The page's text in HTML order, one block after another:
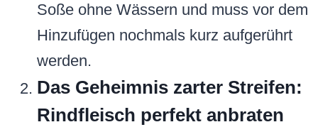
Soße ohne Wässern und muss vor dem
Hinzufügen nochmals kurz aufgerührt
werden.
Das Geheimnis zarter Streifen:
Rindfleisch perfekt anbraten